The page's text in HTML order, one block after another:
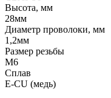
Высота, мм
28мм
Диаметр проволоки, мм
1,2мм
Размер резьбы
М6
Сплав
E-CU (медь)